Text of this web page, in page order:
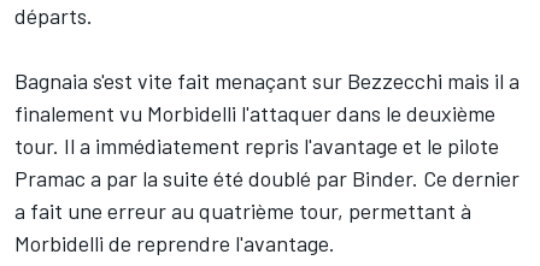
départs.
Bagnaia s'est vite fait menaçant sur Bezzecchi mais il a
finalement vu Morbidelli l'attaquer dans le deuxième
tour. Il a immédiatement repris l'avantage et le pilote
Pramac a par la suite été doublé par Binder. Ce dernier
a fait une erreur au quatrième tour, permettant à
Morbidelli de reprendre l'avantage.